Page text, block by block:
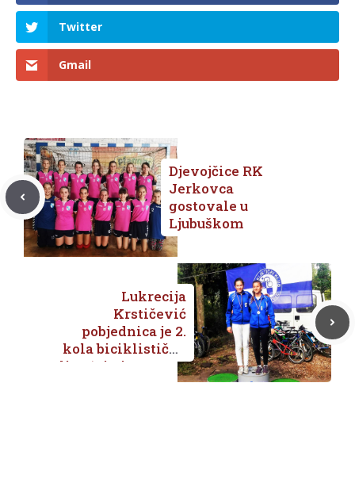
Twitter
Gmail
Djevojčice RK
Jerkovca
gostovale u
Ljubuškom
Lukrecija
Krstičević
pobjednica je 2.
kola biciklističke
lige ‘Djetinstvo na
dva kotača’